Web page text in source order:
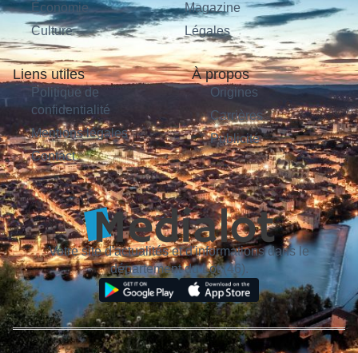
Économie
Culture
Magazine
Légales
Liens utiles
Politique de
confidentialité
Mentions légales
Contact
À propos
Origines
Carrières
Publicité
Votre site d'actualités et d'informations dans le
département du Lot (46).